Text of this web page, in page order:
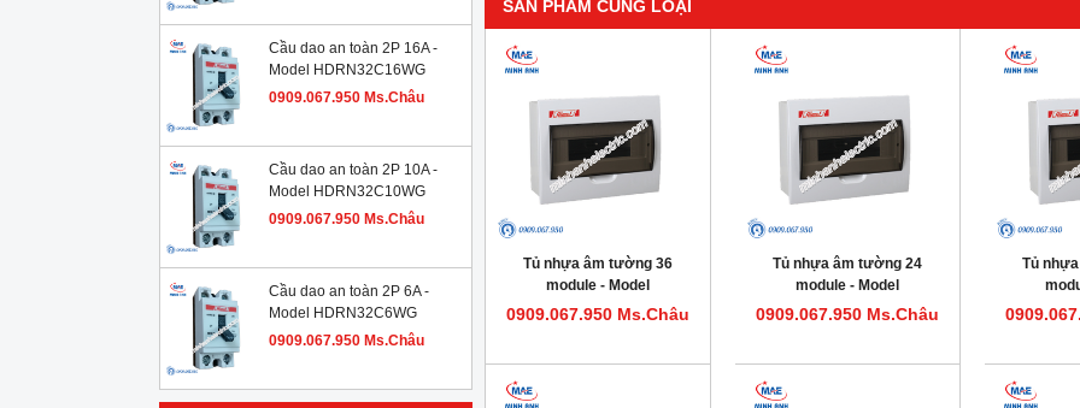
Cầu dao an toàn 2P 16A -
Model HDRN32C16WG
0909.067.950 Ms.Châu
Cầu dao an toàn 2P 10A -
Model HDRN32C10WG
0909.067.950 Ms.Châu
Cầu dao an toàn 2P 6A -
Model HDRN32C6WG
0909.067.950 Ms.Châu
SẢN PHẨM CÙNG LOẠI
Tủ nhựa âm tường 36
module - Model
HDPZ50PR36IP30F
0909.067.950 Ms.Châu
Tủ nhựa âm tường 24
module - Model
HDPZ50PR24IP30F
0909.067.950 Ms.Châu
Tủ